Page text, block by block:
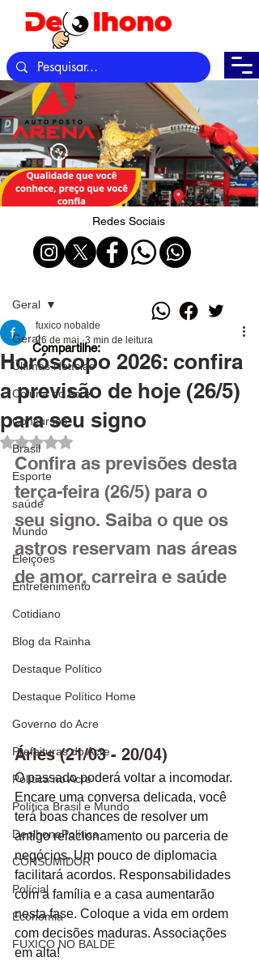
Redes Sociais
Geral
Últimas Notícias
Coluna do Acre
Concursos
Brasil
Esporte
saúde
Mundo
Eleições
Entretenimento
Cotidiano
Blog da Rainha
Destaque Político
Destaque Político Home
Governo do Acre
Prefeituras do Acre
Política no Acre
Política Brasil e Mundo
DeolhonaPolítica
CONSUMIDOR
Polícial
Economia
FUXICO NO BALDE
Geral
Horóscopo 2026: confira
a previsão de hoje (26/5)
para seu signo
fuxico nobalde
26 de mai. 3 min de leitura
Avaliado com NaN de 5 estrelas.
Confira as previsões desta
terça-feira (26/5) para o
seu signo. Saiba o que os
astros reservam nas áreas
de amor, carreira e saúde
Áries (21/03 - 20/04)
O passado poderá voltar a incomodar.
Encare uma conversa delicada, você
terá boas chances de resolver um
antigo relacionamento ou parceria de
negócios. Um pouco de diplomacia
facilitará acordos. Responsabilidades
com a família e a casa aumentarão
nesta fase. Coloque a vida em ordem
com decisões maduras. Associações
em alta!
Compartilhe: